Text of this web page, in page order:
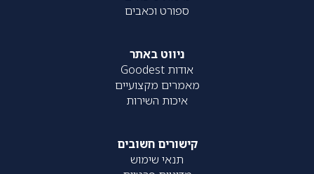
ספורט וכאבים
ניווט באתר
אודות Goodest
מאמרים מקצועיים
איכות השירות
קישורים חשובים
תנאי שימוש